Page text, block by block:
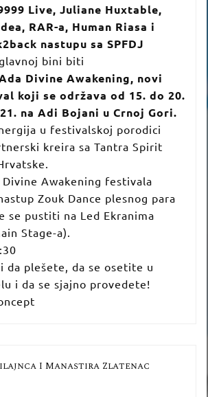
Live, Juliane Huxtable,
RAR-a, Human Riasa i
nastupu sa SPFDJ
bini biti
Divine Awakening, novi
koji se održava od 15. do 20.
na Adi Bojani u Crnoj Gori.
u festivalskoj porodici
kreira sa Tantra Spirit
Divine Awakening festivala
Zouk Dance plesnog para
se pustiti na Led Ekranima
Stage-a).
da plešete, da se osetite u
i da se sjajno provedete!
I Manastira Zlatenac